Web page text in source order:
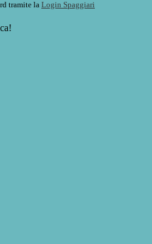
tramite la Login Spaggiari